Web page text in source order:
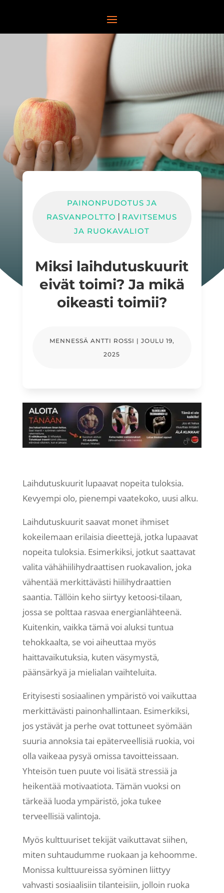
PAINONPUDOTUS JA
RASVANPOLTTO
RAVITSEMUS
JA RUOKAVALIOT
Miksi laihdutuskuurit
eivät toimi? Ja mikä
oikeasti toimii?
MENNESSÄ ANTTI ROSSI | JOULU 19,
2025
Laihdutuskuurit lupaavat nopeita tuloksia.
Kevyempi olo, pienempi vaatekoko, uusi alku.
Laihdutuskuurit saavat monet ihmiset
kokeilemaan erilaisia dieettejä, jotka lupaavat
nopeita tuloksia. Esimerkiksi, jotkut saattavat
valita vähähiilihydraattisen ruokavalion, joka
vähentää merkittävästi hiilihydraattien
saantia. Tällöin keho siirtyy ketoosi-tilaan,
jossa se polttaa rasvaa energianlähteenä.
Kuitenkin, vaikka tämä voi aluksi tuntua
tehokkaalta, se voi aiheuttaa myös
haittavaikutuksia, kuten väsymystä,
päänsärkyä ja mielialan vaihteluita.
Erityisesti sosiaalinen ympäristö voi vaikuttaa
merkittävästi painonhallintaan. Esimerkiksi,
jos ystävät ja perhe ovat tottuneet syömään
suuria annoksia tai epäterveellisiä ruokia, voi
olla vaikeaa pysyä omissa tavoitteissaan.
Yhteisön tuen puute voi lisätä stressiä ja
heikentää motivaatiota. Tämän vuoksi on
tärkeää luoda ympäristö, joka tukee
terveellisiä valintoja.
Myös kulttuuriset tekijät vaikuttavat siihen,
miten suhtaudumme ruokaan ja kehoomme.
Monissa kulttuureissa syöminen liittyy
vahvasti sosiaalisiin tilanteisiin, jolloin ruoka